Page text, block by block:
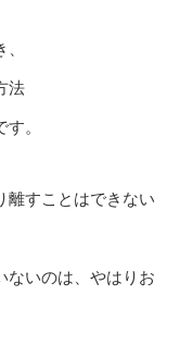
法
。
離すことはできない
ないのは、やはりお